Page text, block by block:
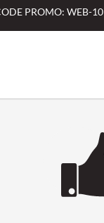
PROMO: WEB-10